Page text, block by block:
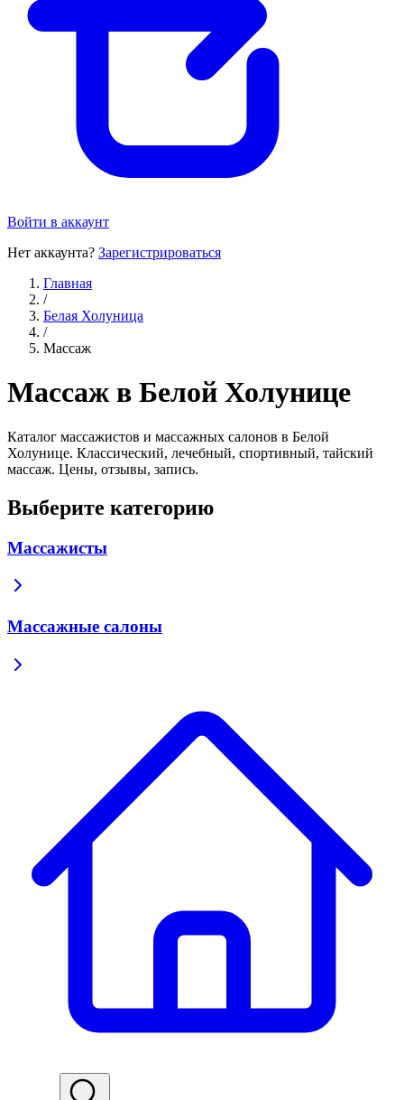
Войти в аккаунт
Нет аккаунта? Зарегистрироваться
Главная
/
Белая Холуница
/
Массаж
Массаж в Белой Холунице
Каталог массажистов и массажных салонов в Белой
Холунице. Классический, лечебный, спортивный, тайский
массаж. Цены, отзывы, запись.
Выберите категорию
Массажисты
Массажные салоны